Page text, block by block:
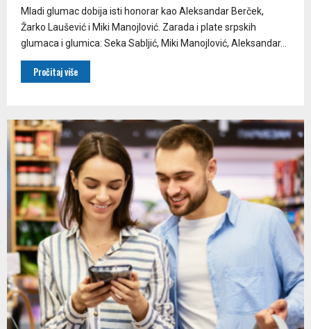
Mladi glumac dobija isti honorar kao Aleksandar Berček,
Žarko Laušević i Miki Manojlović. Zarada i plate srpskih
glumaca i glumica: Seka Sabljić, Miki Manojlović, Aleksandar...
Pročitaj više